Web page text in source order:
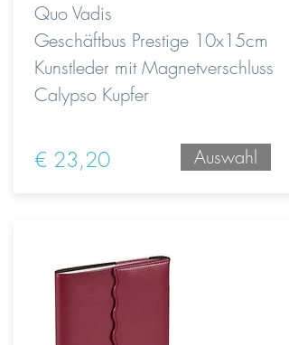
Quo Vadis
Geschäftbus Prestige 10x15cm
Kunstleder mit Magnetverschluss
Calypso Kupfer
€ 23,20 Auswahl